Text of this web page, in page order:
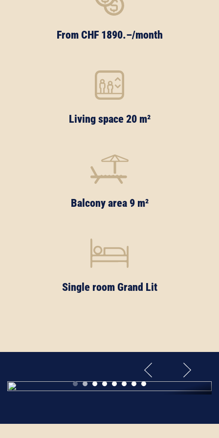
From CHF 1890.–/month
Living space 20 m²
Balcony area 9 m²
Single room Grand Lit